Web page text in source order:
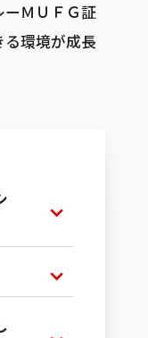
ＭＵＦＧ証
環境が成長